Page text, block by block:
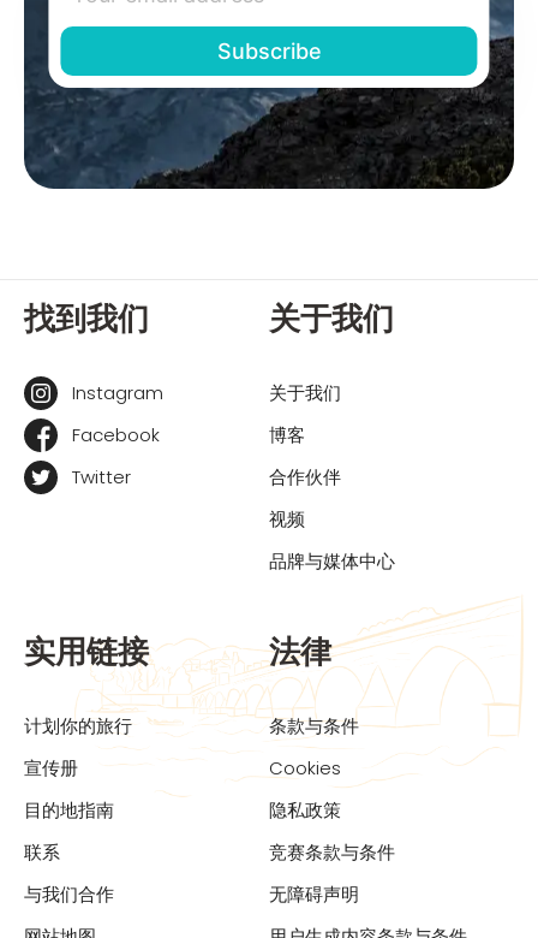
找到我们
Instagram
Facebook
Twitter
关于我们
关于我们
博客
合作伙伴
视频
品牌与媒体中心
实用链接
计划你的旅行
宣传册
目的地指南
联系
与我们合作
法律
条款与条件
Cookies
隐私政策
竞赛条款与条件
无障碍声明